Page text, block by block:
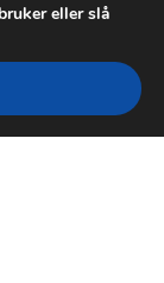
eller slå